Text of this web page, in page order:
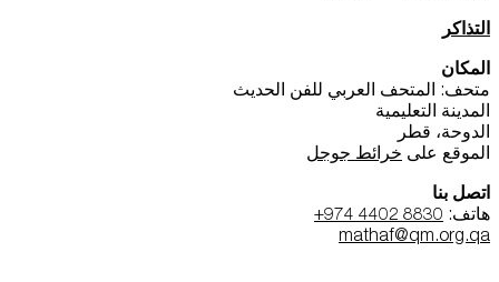
التذاكر
المكان
متحف: المتحف العربي للفن الحديث
المدينة التعليمية
الدوحة، قطر
الموقع على خرائط جوجل
اتصل بنا
هاتف: +974 4402 8830
mathaf@qm.org.qa